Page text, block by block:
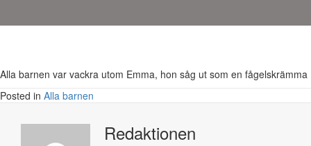
Alla barnen var vackra utom Emma, hon såg ut som en fågelskrämma
Posted in Alla barnen
Redaktionen